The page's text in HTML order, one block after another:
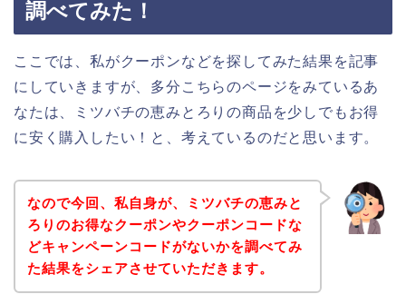
調べてみた！
ここでは、私がクーポンなどを探してみた結果を記事
にしていきますが、多分こちらのページをみているあ
なたは、ミツバチの恵みとろりの商品を少しでもお得
に安く購入したい！と、考えているのだと思います。
なので今回、私自身が、ミツバチの恵みと
ろりのお得なクーポンやクーポンコードな
どキャンペーンコードがないかを調べてみ
た結果をシェアさせていただきます。